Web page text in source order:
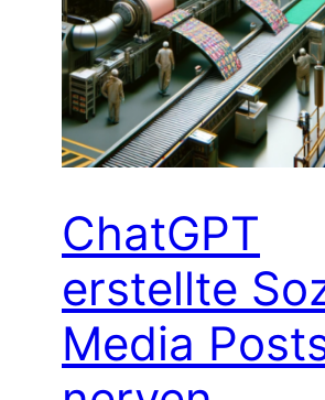
ChatGPT
erstellte
Media